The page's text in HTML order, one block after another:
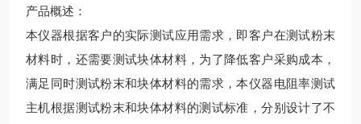
产品概述：
本仪器根据客户的实际测试应用需求，即客户在测试粉末
材料时，还需要测试块体材料，为了降低客户采购成本，
满足同时测试粉末和块体材料的需求，本仪器电阻率测试
主机根据测试粉末和块体材料的测试标准，分别设计了不